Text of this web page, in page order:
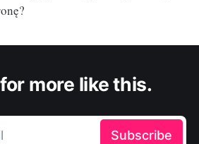
more like this.
Subscribe